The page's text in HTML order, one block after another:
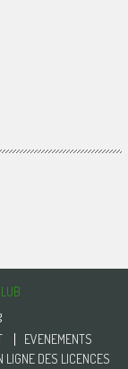
EVENEMENTS
LIGNE DES LICENCES